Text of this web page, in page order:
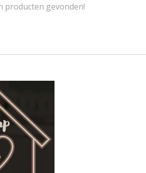
producten gevonden!